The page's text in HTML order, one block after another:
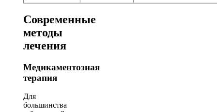
Современные
методы
лечения
Медикаментозная
терапия
Для
большинства